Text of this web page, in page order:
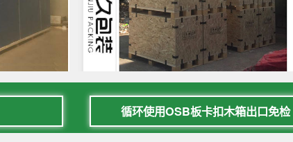
循环使用OSB板卡扣木箱出口免检